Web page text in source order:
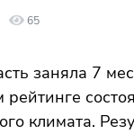
65
заняла 7
климата.